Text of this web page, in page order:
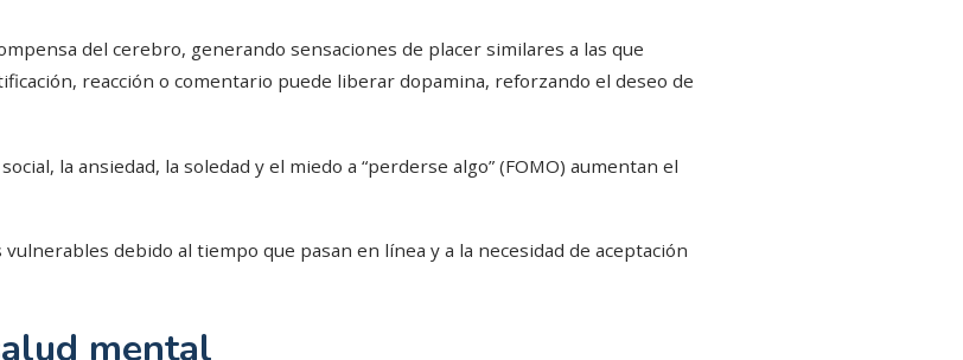
del cerebro, generando sensaciones de placer similares a las que
reacción o comentario puede liberar dopamina, reforzando el deseo de
la ansiedad, la soledad y el miedo a “perderse algo” (FOMO) aumentan el
debido al tiempo que pasan en línea y a la necesidad de aceptación
mental